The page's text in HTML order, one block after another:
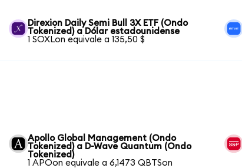
Direxion Daily Semi Bull 3X ETF (Ondo
Tokenized) a Dólar estadounidense
1 SOXLon equivale a 135,50 $
Apollo Global Management (Ondo
Tokenized) a D-Wave Quantum (Ondo
Tokenized)
1 APOon equivale a 6,1473 QBTSon